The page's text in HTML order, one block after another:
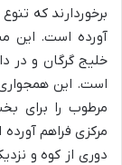
برخوردارند که
آورده است. این
خلیج گرگان و در
است. این
مرطوب را برای
مرکزی فراهم
دوری از کوه و